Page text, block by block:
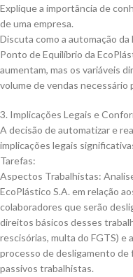
Explique a importância de
de uma empresa.
Discuta como a automação
Ponto de Equilíbrio da
aumentam, mas os variáveis
volume de vendas necessário
3. Implicações Legais e
A decisão de automatizar e
implicações legais
Tarefas:
Aspectos Trabalhistas:
EcoPlástico S.A. em relação
colaboradores que serão
direitos básicos desses
rescisórias, multa do FGTS) e
processo de desligamento de
passivos trabalhistas.